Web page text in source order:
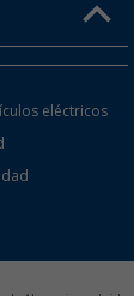
eléctricos